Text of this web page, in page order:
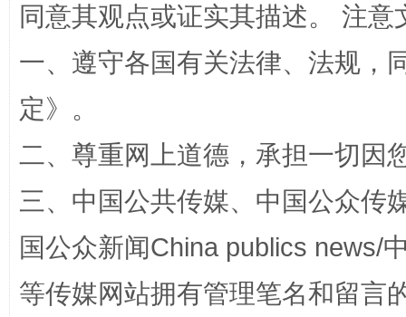
全民健身五年计划来了！等你上场
阿坝州三大球赛在茂县开幕 规模
同意其观点或证实其描述。 注
一、遵守各国有关法律、法规，
定》。
二、尊重网上道德，承担一切因
三、中国公共传媒、中国公众传
国公众新闻China publics news/
等传媒网站拥有管理笔名和留言